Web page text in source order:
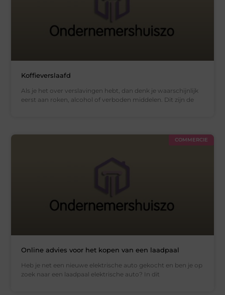
Koffieverslaafd
Als je het over verslavingen hebt, dan denk je waarschijnlijk
eerst aan roken, alcohol of verboden middelen. Dit zijn de
COMMERCIE
Online advies voor het kopen van een laadpaal
Heb je net een nieuwe elektrische auto gekocht en ben je op
zoek naar een laadpaal elektrische auto? In dit